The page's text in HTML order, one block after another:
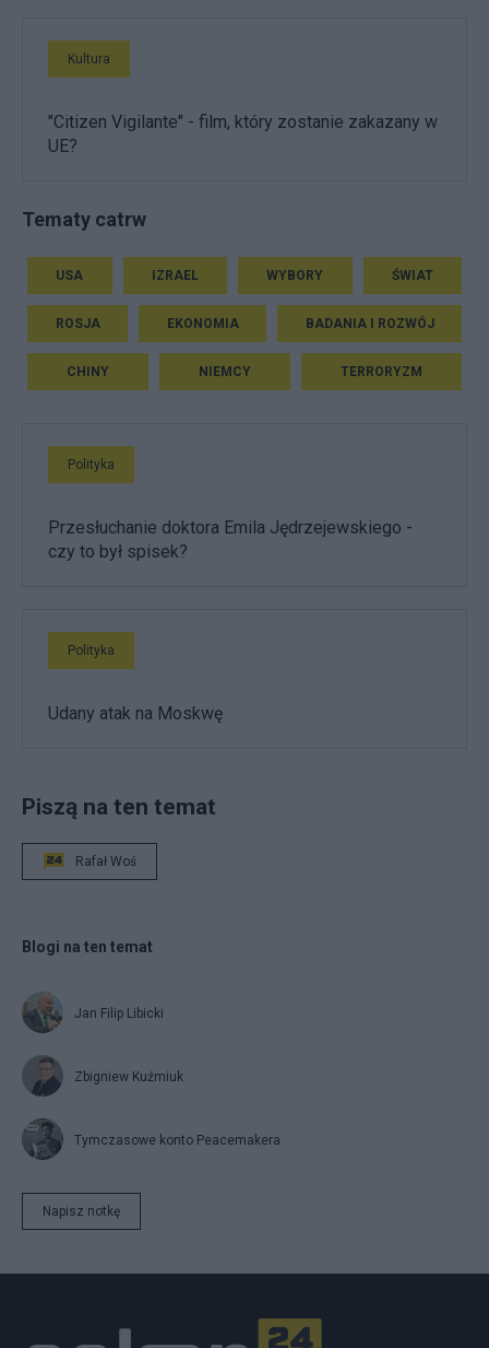
Kultura
"Citizen Vigilante" - film, który zostanie zakazany w
UE?
Tematy catrw
USA IZRAEL WYBORY ŚWIAT
ROSJA EKONOMIA BADANIA I ROZWÓJ
CHINY NIEMCY TERRORYZM
Polityka
Przesłuchanie doktora Emila Jędrzejewskiego -
czy to był spisek?
Polityka
Udany atak na Moskwę
Piszą na ten temat
Rafał Woś
Blogi na ten temat
Jan Filip Libicki
Zbigniew Kuźmiuk
Tymczasowe konto Peacemakera
Napisz notkę